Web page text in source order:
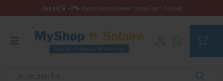
Jusqu'à -7% dans votre panier jusqu'au 16 Aout